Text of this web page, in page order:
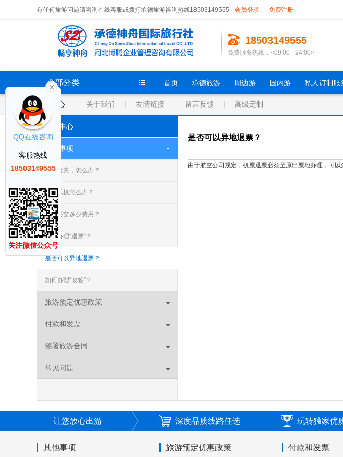
有任何旅游问题请咨询在线客服或拨打承德旅游咨询热线18503149555 会员登录 免费注册
18503149555
免费服务热线：<09:00 - 24:00>
全部分类 首页 承德旅游 周边游 国内游 私人订制服
帮助中心 关于我们 友情链接 留言反馈 高级定制
帮助中心
其他事项
机票遗失，怎么办？
乘客误机怎么办？
退票要交多少费用？
如何办理“退票”？
是否可以异地退票？
如何办理“改签”？
旅游预定优惠政策
付款和发票
签署旅游合同
常见问题
是否可以异地退票？
由于航空公司规定，机票退票必须至原出票地办理，可
让您放心出游 深度品质线路任选 玩转独家优
其他事项 旅游预定优惠政策 付款和发票
QQ在线咨询
客服热线
18503149555
关注微信公众号